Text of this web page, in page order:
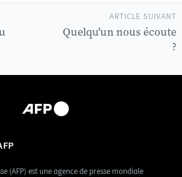
ARTICLE SUIVANT
Quelqu'un nous écoute
?
(AFP) est une agence de presse mondiale